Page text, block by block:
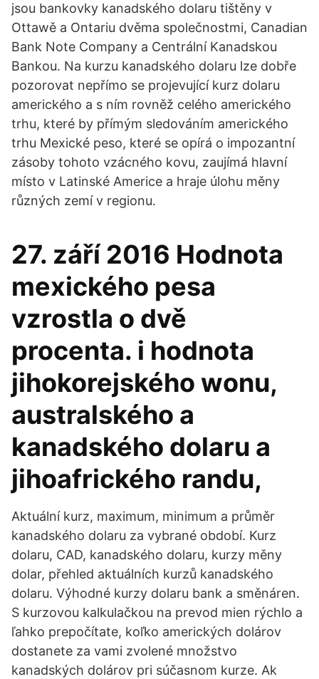
jsou bankovky kanadského dolaru tištěny v
Ottawě a Ontariu dvěma společnostmi, Canadian
Bank Note Company a Centrální Kanadskou
Bankou. Na kurzu kanadského dolaru lze dobře
pozorovat nepřímo se projevující kurz dolaru
amerického a s ním rovněž celého amerického
trhu, které by přímým sledováním amerického
trhu Mexické peso, které se opírá o impozantní
zásoby tohoto vzácného kovu, zaujímá hlavní
místo v Latinské Americe a hraje úlohu měny
různých zemí v regionu.
27. září 2016 Hodnota
mexického pesa
vzrostla o dvě
procenta. i hodnota
jihokorejského wonu,
australského a
kanadského dolaru a
jihoafrického randu,
Aktuální kurz, maximum, minimum a průměr
kanadského dolaru za vybrané období. Kurz
dolaru, CAD, kanadského dolaru, kurzy měny
dolar, přehled aktuálních kurzů kanadského
dolaru. Výhodné kurzy dolaru bank a směnáren.
S kurzovou kalkulačkou na prevod mien rýchlo a
ľahko prepočítate, koľko amerických dolárov
dostanete za vami zvolené množstvo
kanadských dolárov pri súčasnom kurze. Ak